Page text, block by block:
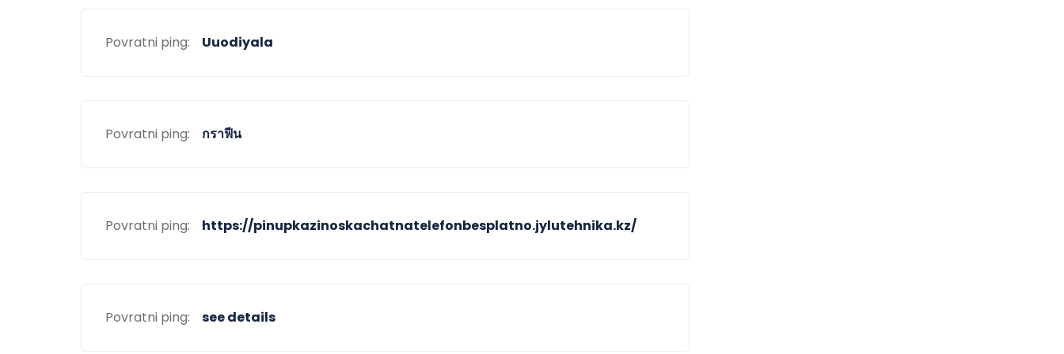
Povratni ping: Uuodiyala
Povratni ping: กราฟีน
Povratni ping: https://pinupkazinoskachatnatelefonbesplatno.jylutehnika.kz/
Povratni ping: see details